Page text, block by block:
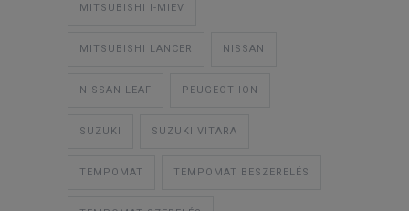
MITSUBISHI I-MIEV
MITSUBISHI LANCER NISSAN
NISSAN LEAF PEUGEOT ION
SUZUKI SUZUKI VITARA
TEMPOMAT TEMPOMAT BESZERELÉS